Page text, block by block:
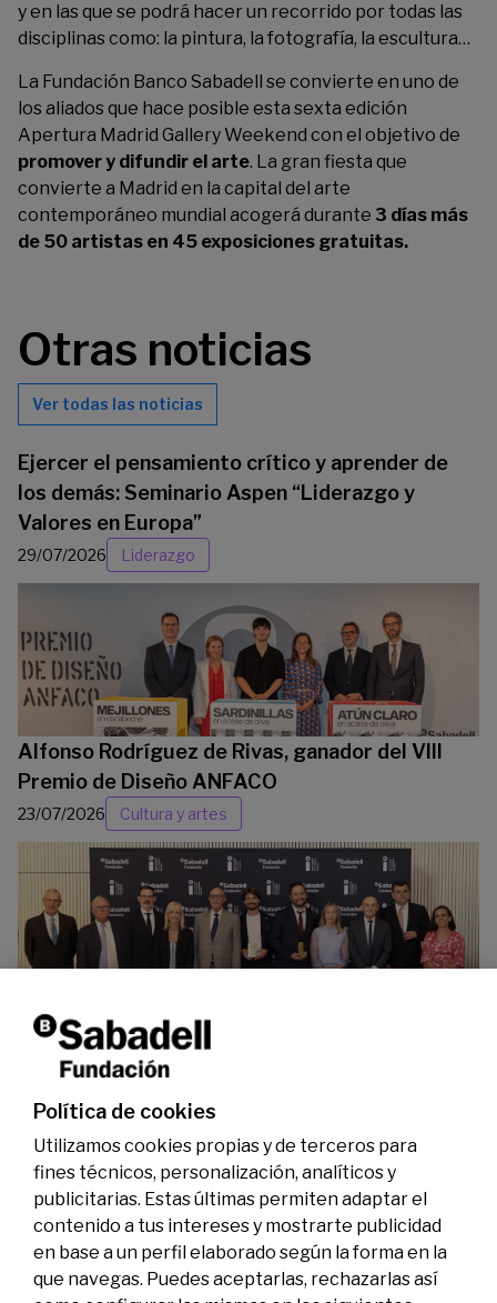
y en las que se podrá hacer un recorrido por todas las
disciplinas como: la pintura, la fotografía, la escultura…
La Fundación Banco Sabadell se convierte en uno de
los aliados que hace posible esta sexta edición
Apertura Madrid Gallery Weekend con el objetivo de
promover y difundir el arte. La gran fiesta que
convierte a Madrid en la capital del arte
contemporáneo mundial acogerá durante 3 días más
de 50 artistas en 45 exposiciones gratuitas.
Otras noticias
Ver todas las noticias
Ejercer el pensamiento crítico y aprender de
los demás: Seminario Aspen “Liderazgo y
Valores en Europa”
29/07/2026 Liderazgo
Alfonso Rodríguez de Rivas, ganador del VIII
Premio de Diseño ANFACO
23/07/2026 Cultura y artes
La Fundación Banco Sabadell reconoce a dos
investigadores en los ámbitos de la edición del
genoma y la energía limpia
07/07/2026 Premios
Política de cookies
Utilizamos cookies propias y de terceros para
fines técnicos, personalización, analíticos y
publicitarias. Estas últimas permiten adaptar el
contenido a tus intereses y mostrarte publicidad
en base a un perfil elaborado según la forma en la
que navegas. Puedes aceptarlas, rechazarlas así